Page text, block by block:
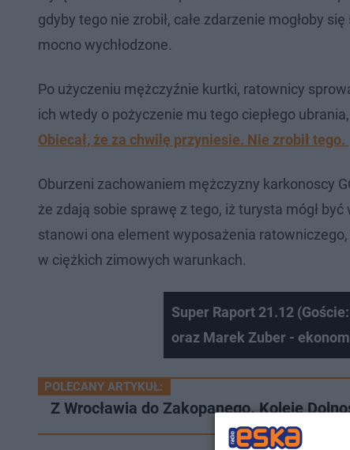
gdyby tego nie zrobił, całe zdarzenie mogłoby
mocno wychłodzone.
Po użyczeniu mężczyźnie kurtki, ratownicy
ich wtedy o pożyczenie mu tego ciepłego
Obiecał, że za chwilę przyniesie. Nie zrobił tego.
Oburzeni zachowaniem mężczyzny karkonoscy
że zdają sobie sprawę z tego, iż turysta mógł
stanowi ona element wyposażenia
w ciężkich zimowych warunkach.
Super Raport 21.12
oraz Marek Zuber -
POLECANY ARTYKUŁ:
Z Wrocławia do Zakopanego. Koleje